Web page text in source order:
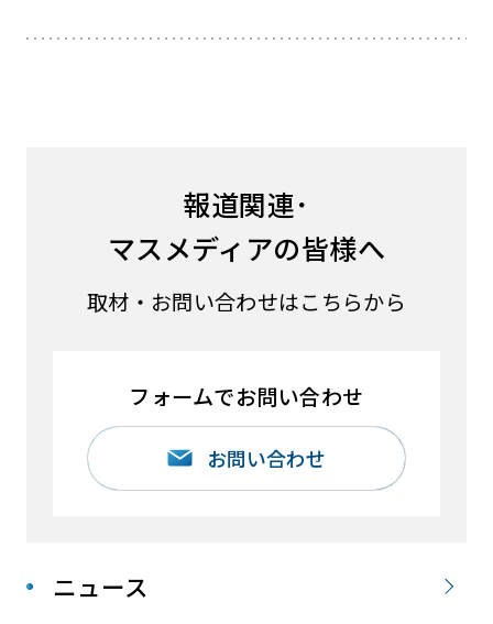
ニュース
報道関連･
マスメディアの皆様へ
取材・お問い合わせはこちらから
フォームでお問い合わせ
お問い合わせ